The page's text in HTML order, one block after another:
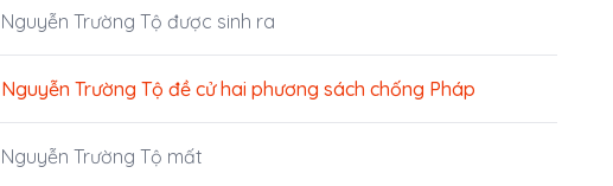
Nguyễn Trường Tộ được sinh ra
Nguyễn Trường Tộ đề cử hai phương sách chống Pháp
Nguyễn Trường Tộ mất